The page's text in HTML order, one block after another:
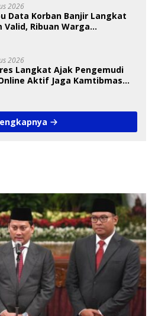
2026
Data Korban Banjir Langkat
Valid, Ribuan Warga
2026
Langkat Ajak Pengemudi
Aktif Jaga Kamtibmas